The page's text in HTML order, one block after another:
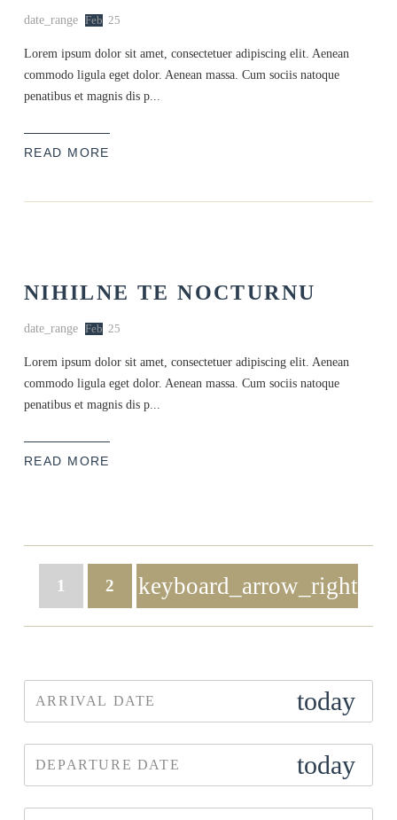
date_range Feb 25
Lorem ipsum dolor sit amet, consectetuer adipiscing elit. Aenean
commodo ligula eget dolor. Aenean massa. Cum sociis natoque
penatibus et magnis dis p...
READ MORE
NIHILNE TE NOCTURNU
date_range Feb 25
Lorem ipsum dolor sit amet, consectetuer adipiscing elit. Aenean
commodo ligula eget dolor. Aenean massa. Cum sociis natoque
penatibus et magnis dis p...
READ MORE
1 2 keyboard_arrow_right